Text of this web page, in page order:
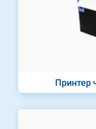
Принтер